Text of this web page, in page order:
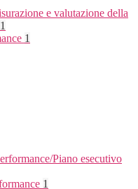
e valutazione della
1
1
Piano esecutivo
1